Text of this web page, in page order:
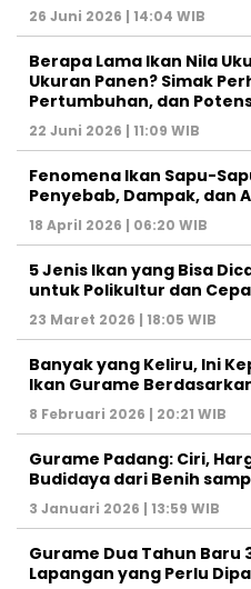
26 Juni 2026 | 14:04 WIB
Berapa Lama Ikan Nila
Ukuran Panen? Simak
Pertumbuhan, dan
22 Juni 2026 | 11:09 WIB
Fenomena Ikan Sapu-
Penyebab, Dampak, dan
18 April 2026 | 06:20 WIB
5 Jenis Ikan yang Bisa
untuk Polikultur dan
23 Maret 2026 | 18:05 WIB
Banyak yang Keliru, Ini
Ikan Gurame
8 Februari 2026 | 20:21 WIB
Gurame Padang: Ciri,
Budidaya dari Benih
3 Januari 2026 | 13:59 WIB
Gurame Dua Tahun Baru
Lapangan yang Perlu